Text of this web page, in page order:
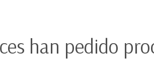
han pedido